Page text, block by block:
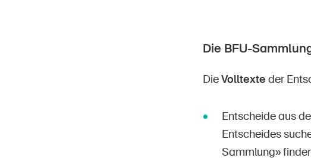
Die BFU-
DieVolltexte der
Entscheide aus
Entscheides
Sammlung»